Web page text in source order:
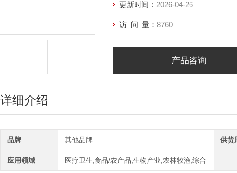
更新时间： 2026-04-26
访 问 量： 8760
产品咨询
详细介绍
品牌 其他品牌 供货
应用领域 医疗卫生,食品/农产品,生物产业,农林牧渔,综合